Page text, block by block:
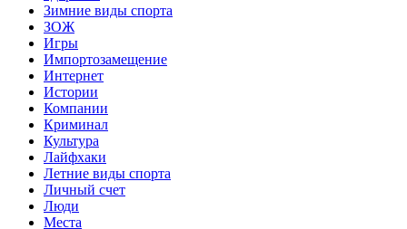
Зимние виды спорта
ЗОЖ
Игры
Импортозамещение
Интернет
Истории
Компании
Криминал
Культура
Лайфхаки
Летние виды спорта
Личный счет
Люди
Места